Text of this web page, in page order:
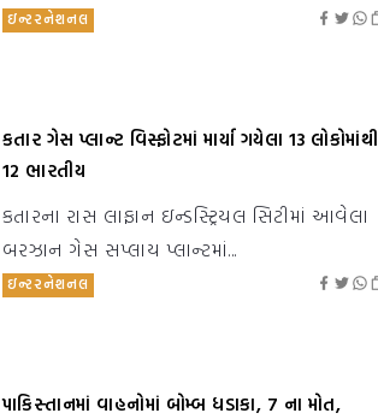
ઇન્ટરનેશનલ
કતાર ગેસ પ્લાન્ટ વિસ્ફોટમાં માર્યા ગયેલા 13 લોકોમાંથી
12 ભારતીય
કતારના રાસ લાફાન ઇન્ડસ્ટ્રિયલ સિટીમાં આવેલા
બરઝાન ગેસ સપ્લાય પ્લાન્ટમાં...
ઇન્ટરનેશનલ
પાકિસ્તાનમાં વાહનોમાં બોમ્બ ધડાકા, 7 ના મોત,